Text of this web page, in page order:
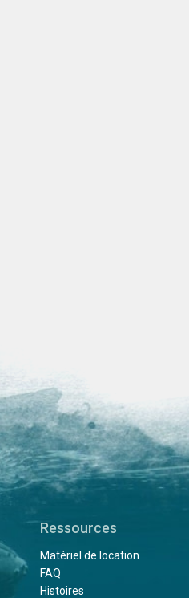
Ressources
Matériel de location
FAQ
Histoires